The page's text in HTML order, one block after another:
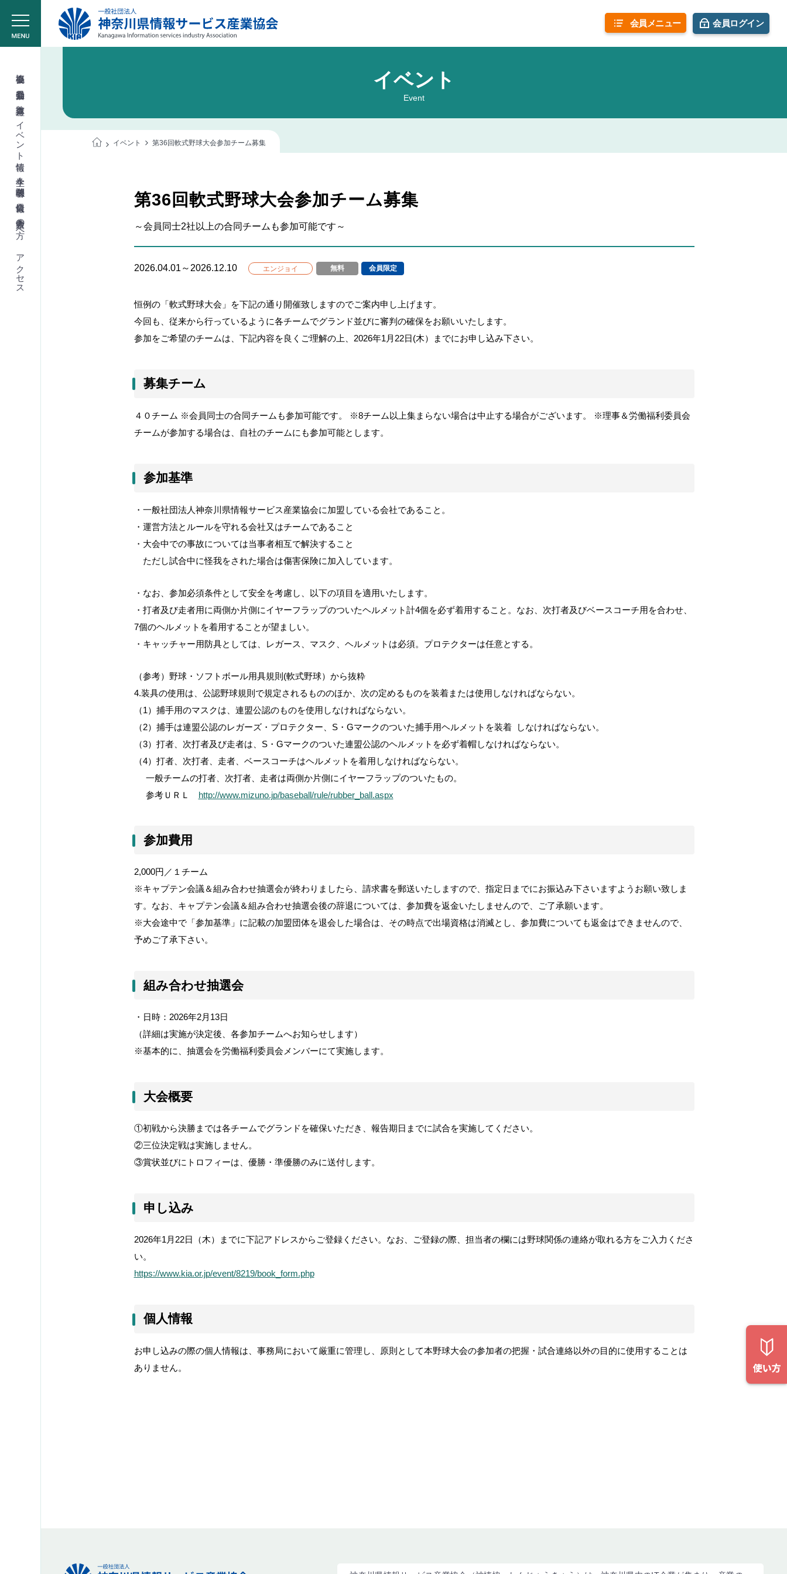
会員 メニュー 会員ログイン
イベント情報
学生＆学校関係者
入会希望の方へ
アクセス
イベント
Event
イベント 第36回軟式野球大会参加チーム募集
第36回軟式野球大会参加チーム募集
～会員同士2社以上の合同チームも参加可能です～
2026.04.01～2026.12.10 エンジョイ 無料 会員限定
恒例の「軟式野球大会」を下記の通り開催致しますのでご案内申し上げます。
今回も、従来から行っているように各チームでグランド並びに審判の確保をお願いいたします。
参加をご希望のチームは、下記内容を良くご理解の上、2026年1月22日(木）までにお申し込み下さい。
募集チーム
４０チーム ※会員同士の合同チームも参加可能です。 ※8チーム以上集まらない場合は中止する場合がございます。 ※理事＆労働福利委員会
チームが参加する場合は、自社のチームにも参加可能とします。
参加基準
・一般社団法人神奈川県情報サービス産業協会に加盟している会社であること。
・運営方法とルールを守れる会社又はチームであること
・大会中での事故については当事者相互で解決すること
ただし試合中に怪我をされた場合は傷害保険に加入しています。
・なお、参加必須条件として安全を考慮し、以下の項目を適用いたします。
・打者及び走者用に両側か片側にイヤーフラップのついたヘルメット計4個を必ず着用すること。なお、次打者及びベースコーチ用を合わせ、
7個のヘルメットを着用することが望ましい。
・キャッチャー用防具としては、レガース、マスク、ヘルメットは必須。プロテクターは任意とする。
（参考）野球・ソフトボール用具規則(軟式野球）から抜粋
4.装具の使用は、公認野球規則で規定されるもののほか、次の定めるものを装着または使用しなければならない。
（1）捕手用のマスクは、連盟公認のものを使用しなければならない。
（2）捕手は連盟公認のレガーズ・プロテクター、S・Gマークのついた捕手用ヘルメットを装着 しなければならない。
（3）打者、次打者及び走者は、S・Gマークのついた連盟公認のヘルメットを必ず着帽しなければならない。
（4）打者、次打者、走者、ベースコーチはヘルメットを着用しなければならない。
一般チームの打者、次打者、走者は両側か片側にイヤーフラップのついたもの。
参考ＵＲＬ http://www.mizuno.jp/baseball/rule/rubber_ball.aspx
参加費用
2,000円／１チーム
※キャプテン会議＆組み合わせ抽選会が終わりましたら、請求書を郵送いたしますので、指定日までにお振込み下さいますようお願い致しま
す。なお、キャプテン会議＆組み合わせ抽選会後の辞退については、参加費を返金いたしませんので、ご了承願います。
※大会途中で「参加基準」に記載の加盟団体を退会した場合は、その時点で出場資格は消滅とし、参加費についても返金はできませんので、
予めご了承下さい。
組み合わせ抽選会
・日時：2026年2月13日
（詳細は実施が決定後、各参加チームへお知らせします）
※基本的に、抽選会を労働福利委員会メンバーにて実施します。
大会概要
①初戦から決勝までは各チームでグランドを確保いただき、報告期日までに試合を実施してください。
②三位決定戦は実施しません。
③賞状並びにトロフィーは、優勝・準優勝のみに送付します。
申し込み
2026年1月22日（木）までに下記アドレスからご登録ください。なお、ご登録の際、担当者の欄には野球関係の連絡が取れる方をご入力くださ
い。
https://www.kia.or.jp/event/8219/book_form.php
個人情報
お申し込みの際の個人情報は、事務局において厳重に管理し、原則として本野球大会の参加者の把握・試合連絡以外の目的に使用することは
ありません。